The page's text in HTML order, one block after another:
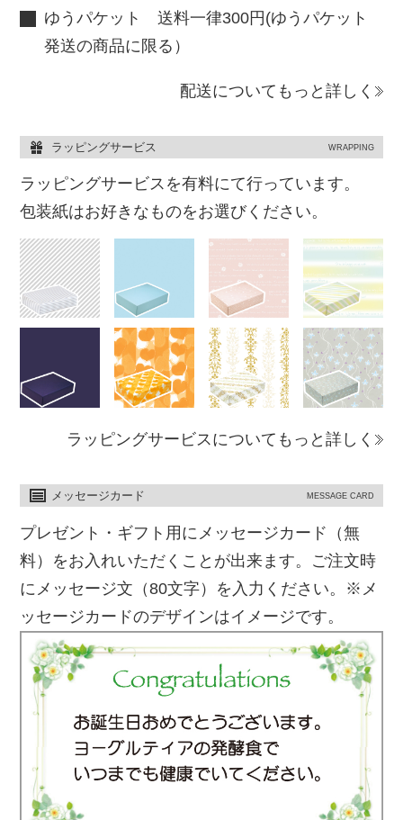
ゆうパケット 送料一律300円(ゆうパケット
発送の商品に限る）
配送についてもっと詳しく
ラッピングサービス WRAPPING
ラッピングサービスを有料にて行っています。
包装紙はお好きなものをお選びください。
ラッピングサービスについてもっと詳しく
メッセージカード MESSAGE CARD
プレゼント・ギフト用にメッセージカード（無
料）をお入れいただくことが出来ます。ご注文時
にメッセージ文（80文字）を入力ください。※メ
ッセージカードのデザインはイメージです。